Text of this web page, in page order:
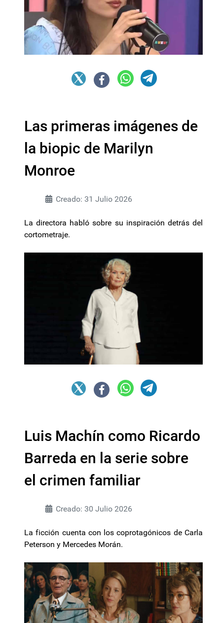
Las primeras imágenes de
la biopic de Marilyn
Monroe
Creado: 31 Julio 2026
La directora habló sobre su inspiración detrás del
cortometraje.
Luis Machín como Ricardo
Barreda en la serie sobre
el crimen familiar
Creado: 30 Julio 2026
La ficción cuenta con los coprotagónicos de Carla
Peterson y Mercedes Morán.